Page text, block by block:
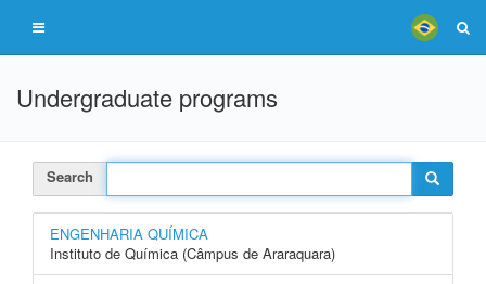
Undergraduate programs
Search
ENGENHARIA QUÍMICA
Instituto de Química (Câmpus de Araraquara)